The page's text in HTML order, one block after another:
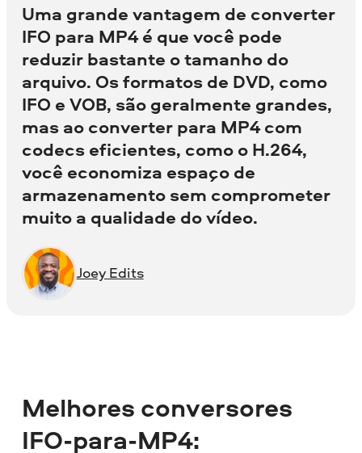
Uma grande vantagem de converter
IFO para MP4 é que você pode
reduzir bastante o tamanho do
arquivo. Os formatos de DVD, como
IFO e VOB, são geralmente grandes,
mas ao converter para MP4 com
codecs eficientes, como o H.264,
você economiza espaço de
armazenamento sem comprometer
muito a qualidade do vídeo.
Joey Edits
Melhores conversores
IFO-para-MP4: